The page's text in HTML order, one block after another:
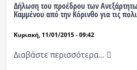
Δήλωση του προέδρου των
Καμμένου από την Κόρινθο για τις
Κυριακή, 11/01/2015 - 09:42
Διαβάστε περισσότερα...